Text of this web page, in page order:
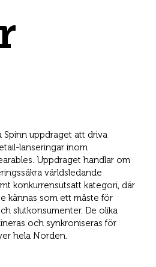
Spinn uppdraget att driva
lanseringar inom
Uppdraget handlar om
världsledande
konkurrensutsatt kategori, där
kännas som ett måste för
slutkonsumenter. De olika
och synkroniseras för
hela Norden.